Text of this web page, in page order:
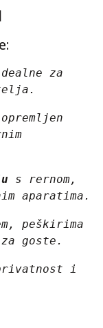
za
opremljen
s rernom,
aparatima.
peškirima
goste.
i